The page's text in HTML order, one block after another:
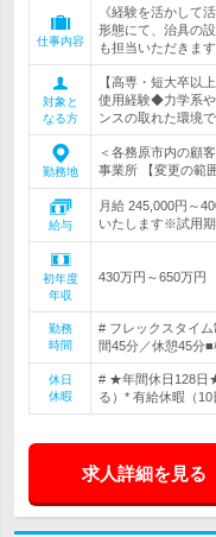
仕事内容
《経験を活かして
形態にて、治具の
も担当いただきます
対象と
なる方
【高専・短大卒以
使用経験◆力学系
ンスの取れた環境で
勤務地
＜各務原市内の顧
事業所 【変更の範
給与
月給 245,000円～
いたします※試用期
初年度
年収
430万円～650万円
勤務
時間
# フレックスタイ
間45分／休憩45分
休日
休暇
# ★年間休日128日
る）* 有給休暇（10
求人詳細を見る